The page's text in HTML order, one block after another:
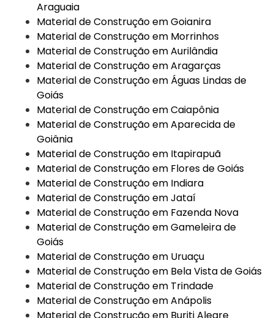
Araguaia
Material de Construção em Goianira
Material de Construção em Morrinhos
Material de Construção em Aurilândia
Material de Construção em Aragarças
Material de Construção em Águas Lindas de
Goiás
Material de Construção em Caiapônia
Material de Construção em Aparecida de
Goiânia
Material de Construção em Itapirapuã
Material de Construção em Flores de Goiás
Material de Construção em Indiara
Material de Construção em Jataí
Material de Construção em Fazenda Nova
Material de Construção em Gameleira de
Goiás
Material de Construção em Uruaçu
Material de Construção em Bela Vista de Goiás
Material de Construção em Trindade
Material de Construção em Anápolis